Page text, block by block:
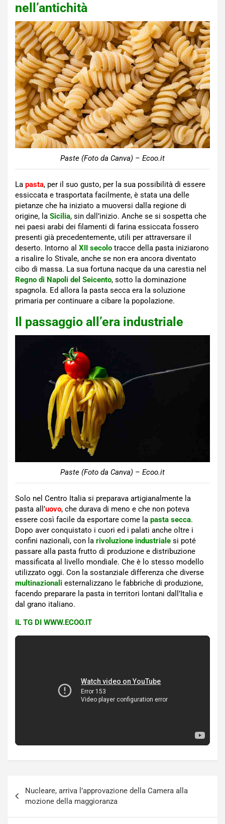
nell’antichità
Paste (Foto da Canva) – Ecoo.it
La pasta, per il suo gusto, per la sua possibilità di essere
essiccata e trasportata facilmente, è stata una delle
pietanze che ha iniziato a muoversi dalla regione di
origine, la Sicilia, sin dall’inizio. Anche se si sospetta che
nei paesi arabi dei filamenti di farina essiccata fossero
presenti già precedentemente, utili per attraversare il
deserto. Intorno al XII secolo tracce della pasta iniziarono
a risalire lo Stivale, anche se non era ancora diventato
cibo di massa. La sua fortuna nacque da una carestia nel
Regno di Napoli del Seicento, sotto la dominazione
spagnola. Ed allora la pasta secca era la soluzione
primaria per continuare a cibare la popolazione.
Il passaggio all’era industriale
Paste (Foto da Canva) – Ecoo.it
Solo nel Centro Italia si preparava artigianalmente la
pasta all’uovo, che durava di meno e che non poteva
essere così facile da esportare come la pasta secca.
Dopo aver conquistato i cuori ed i palati anche oltre i
confini nazionali, con la rivoluzione industriale si poté
passare alla pasta frutto di produzione e distribuzione
massificata al livello mondiale. Che è lo stesso modello
utilizzato oggi. Con la sostanziale differenza che diverse
multinazionali esternalizzano le fabbriche di produzione,
facendo preparare la pasta in territori lontani dall’Italia e
dal grano italiano.
IL TG DI WWW.ECOO.IT
articoli
Nucleare, arriva l’approvazione della Camera alla
mozione della maggioranza